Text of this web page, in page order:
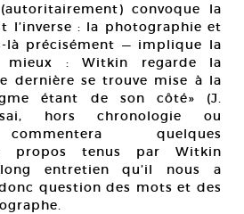
convoque la
l’inverse : la photographie et
là précisément — implique la
mieux : Witkin regarde la
dernière se trouve mise à la
étant de son côté» (J.
hors chronologie ou
quelques
propos tenus par Witkin
entretien qu’il nous a
question des mots et des